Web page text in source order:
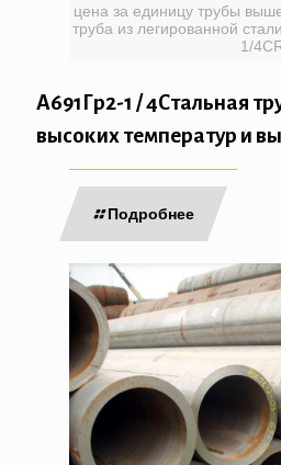
цена за единицу трубы
труба из легированной
1/
А691Гр2-1 / 4Стальная
высоких температур и
Подробнее